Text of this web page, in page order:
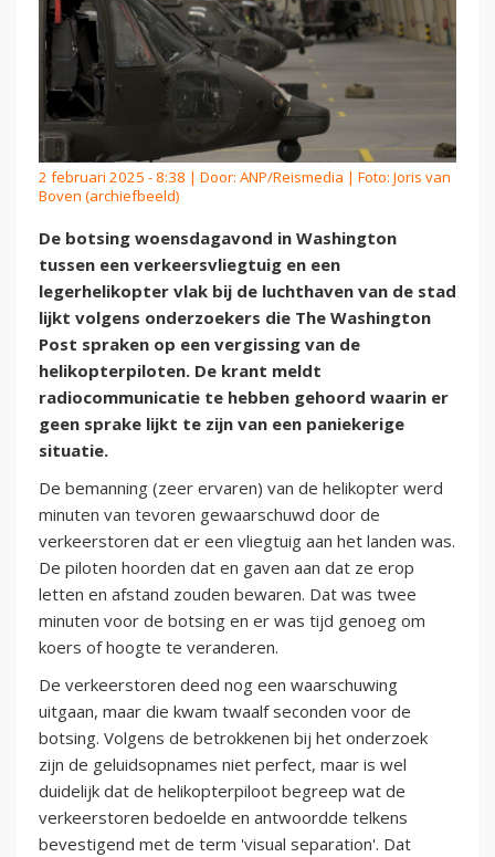
2 februari 2025 - 8:38 | Door: ANP/Reismedia | Foto: Joris van
Boven (archiefbeeld)
De botsing woensdagavond in Washington
tussen een verkeersvliegtuig en een
legerhelikopter vlak bij de luchthaven van de stad
lijkt volgens onderzoekers die The Washington
Post spraken op een vergissing van de
helikopterpiloten. De krant meldt
radiocommunicatie te hebben gehoord waarin er
geen sprake lijkt te zijn van een paniekerige
situatie.
De bemanning (zeer ervaren) van de helikopter werd
minuten van tevoren gewaarschuwd door de
verkeerstoren dat er een vliegtuig aan het landen was.
De piloten hoorden dat en gaven aan dat ze erop
letten en afstand zouden bewaren. Dat was twee
minuten voor de botsing en er was tijd genoeg om
koers of hoogte te veranderen.
De verkeerstoren deed nog een waarschuwing
uitgaan, maar die kwam twaalf seconden voor de
botsing. Volgens de betrokkenen bij het onderzoek
zijn de geluidsopnames niet perfect, maar is wel
duidelijk dat de helikopterpiloot begreep wat de
verkeerstoren bedoelde en antwoordde telkens
bevestigend met de term 'visual separation'. Dat